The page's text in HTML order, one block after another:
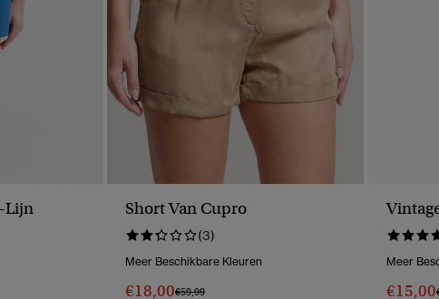
Lijn Short Van Cupro
(3)
Meer Beschikbare Kleuren
€18,00Prijs Verlaagd Van
€59,99Naar
Meer
€15,00